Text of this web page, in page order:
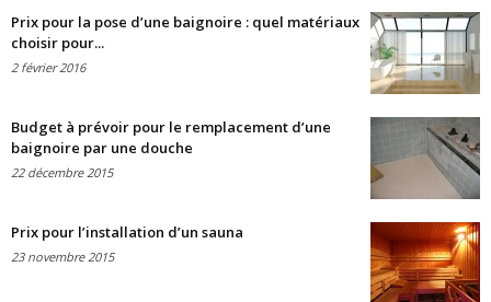
Prix pour la pose d’une baignoire : quel matériaux
choisir pour...
2 février 2016
Budget à prévoir pour le remplacement d’une
baignoire par une douche
22 décembre 2015
Prix pour l’installation d’un sauna
23 novembre 2015